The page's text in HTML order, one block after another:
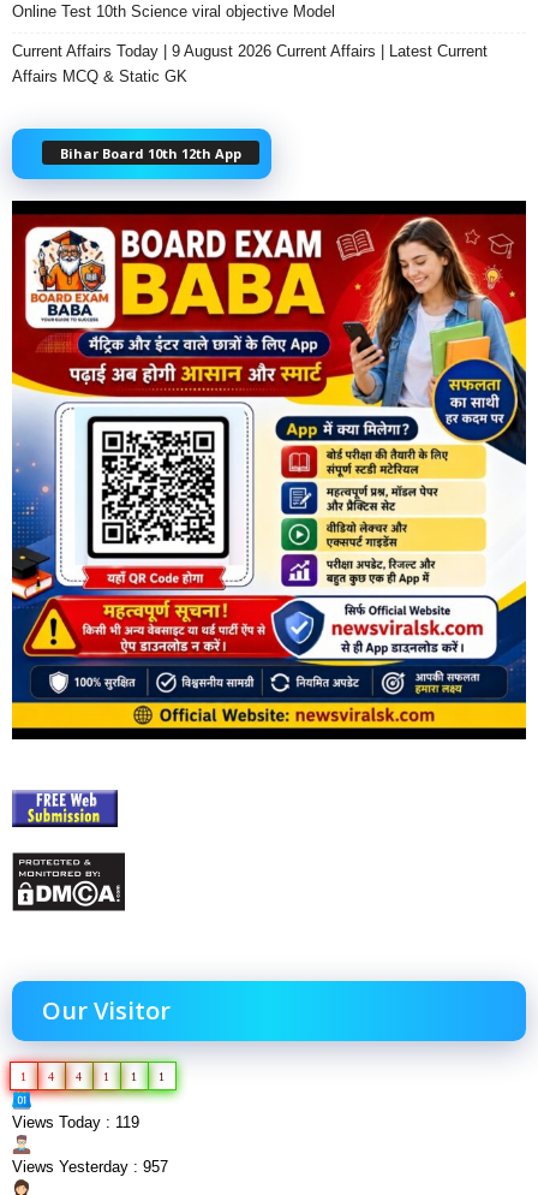
Online Test 10th Science viral objective Model
Current Affairs Today | 9 August 2026 Current Affairs | Latest Current
Affairs MCQ & Static GK
Bihar Board 10th 12th App
Our Visitor
1 4 4 1 1 1
Views Today : 119
Views Yesterday : 957